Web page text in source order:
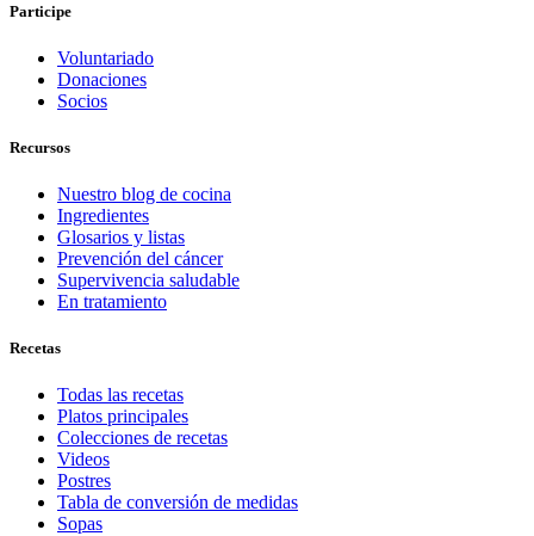
Participe
Voluntariado
Donaciones
Socios
Recursos
Nuestro blog de cocina
Ingredientes
Glosarios y listas
Prevención del cáncer
Supervivencia saludable
En tratamiento
Recetas
Todas las recetas
Platos principales
Colecciones de recetas
Videos
Postres
Tabla de conversión de medidas
Sopas